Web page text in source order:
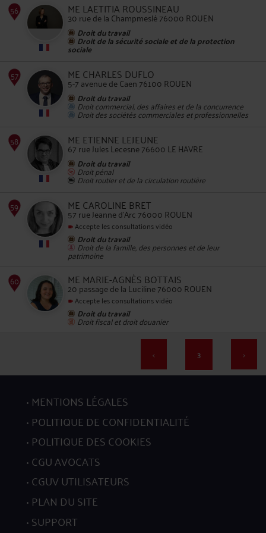
53
ME LAETITIA ROUSSINEAU
30 rue de la Champmeslé 76000 ROUEN
Droit du travail
Droit de la sécurité sociale et de la protection
sociale
ME CHARLES DUFLO
5-7 avenue de Caen 76100 ROUEN
Droit du travail
Droit commercial, des affaires et de la concurrence
Droit des sociétés commerciales et professionnelles
ME ETIENNE LEJEUNE
67 rue Jules Lecesne 76600 LE HAVRE
Droit du travail
Droit pénal
Droit routier et de la circulation routière
ME CAROLINE BRET
57 rue Jeanne d'Arc 76000 ROUEN
Accepte les consultations vidéo
Droit du travail
Droit de la famille, des personnes et de leur
patrimoine
ME MARIE-AGNÈS BOTTAIS
20 passage de la Luciline 76000 ROUEN
Accepte les consultations vidéo
Droit du travail
Droit fiscal et droit douanier
< 3 >
MENTIONS LÉGALES
POLITIQUE DE CONFIDENTIALITÉ
POLITIQUE DES COOKIES
CGU AVOCATS
CGUV UTILISATEURS
PLAN DU SITE
SUPPORT